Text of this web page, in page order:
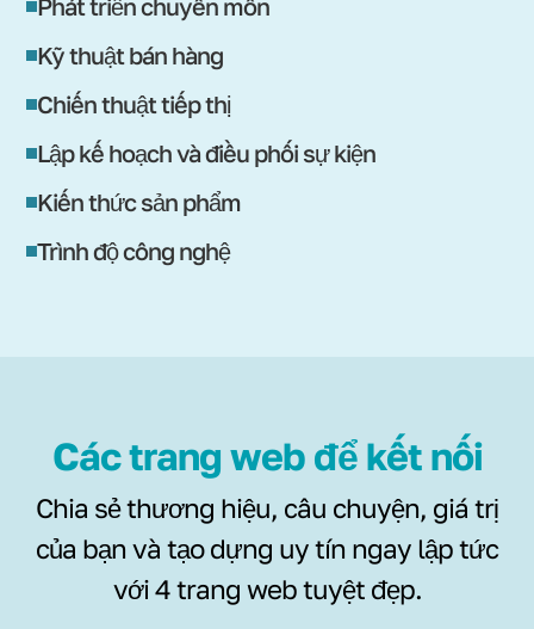
Kỹ thuật bán hàng
Chiến thuật tiếp thị
Lập kế hoạch và điều phối sự kiện
Kiến thức sản phẩm
Trình độ công nghệ
Các trang web để kết nối
Chia sẻ thương hiệu, câu chuyện, giá trị
của bạn và tạo dựng uy tín ngay lập tức
với 4 trang web tuyệt đẹp.